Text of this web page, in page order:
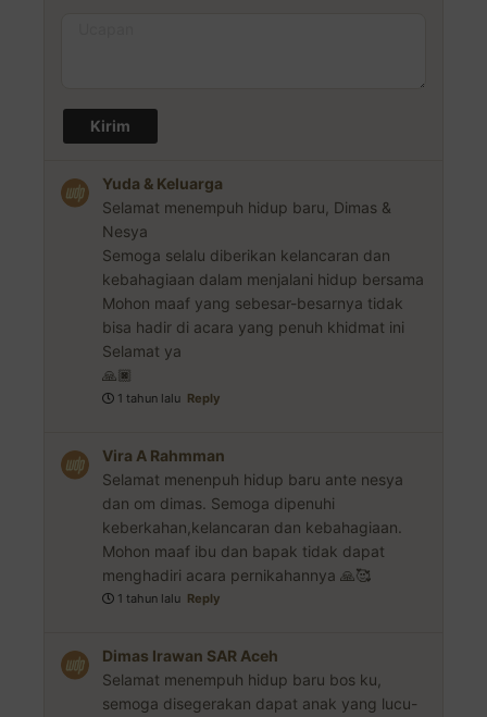
Yuda & Keluarga
Selamat menempuh hidup baru, Dimas &
Nesya
Semoga selalu diberikan kelancaran dan
kebahagiaan dalam menjalani hidup bersama
Mohon maaf yang sebesar-besarnya tidak
bisa hadir di acara yang penuh khidmat ini
Selamat ya
🙏🏿
1 tahun lalu Reply
Vira A Rahmman
Selamat menenpuh hidup baru ante nesya
dan om dimas. Semoga dipenuhi
keberkahan,kelancaran dan kebahagiaan.
Mohon maaf ibu dan bapak tidak dapat
menghadiri acara pernikahannya 🙏🥰
1 tahun lalu Reply
Dimas Irawan SAR Aceh
Selamat menempuh hidup baru bos ku,
semoga disegerakan dapat anak yang lucu-